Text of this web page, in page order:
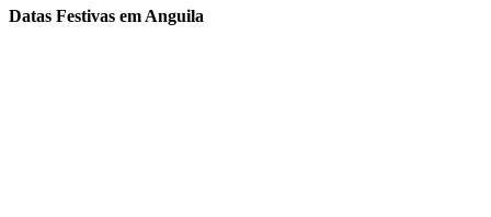
Datas Festivas em Anguila